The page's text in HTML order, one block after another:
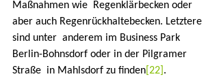
Maßnahmen wie  Regenklärbecken oder
aber auch Regenrückhaltebecken. Letztere
sind unter  anderem im Business Park
Berlin-Bohnsdorf oder in der Pilgramer
Straße  in Mahlsdorf zu finden [22] .